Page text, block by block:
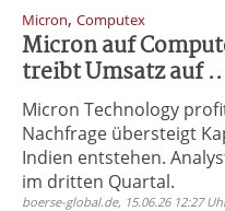
Micron, Computex
Micron auf
treibt Umsatz auf
Micron Technology
Nachfrage übersteigt
Indien entstehen.
im dritten Quartal.
boerse-global.de, 15.06.26 12:27